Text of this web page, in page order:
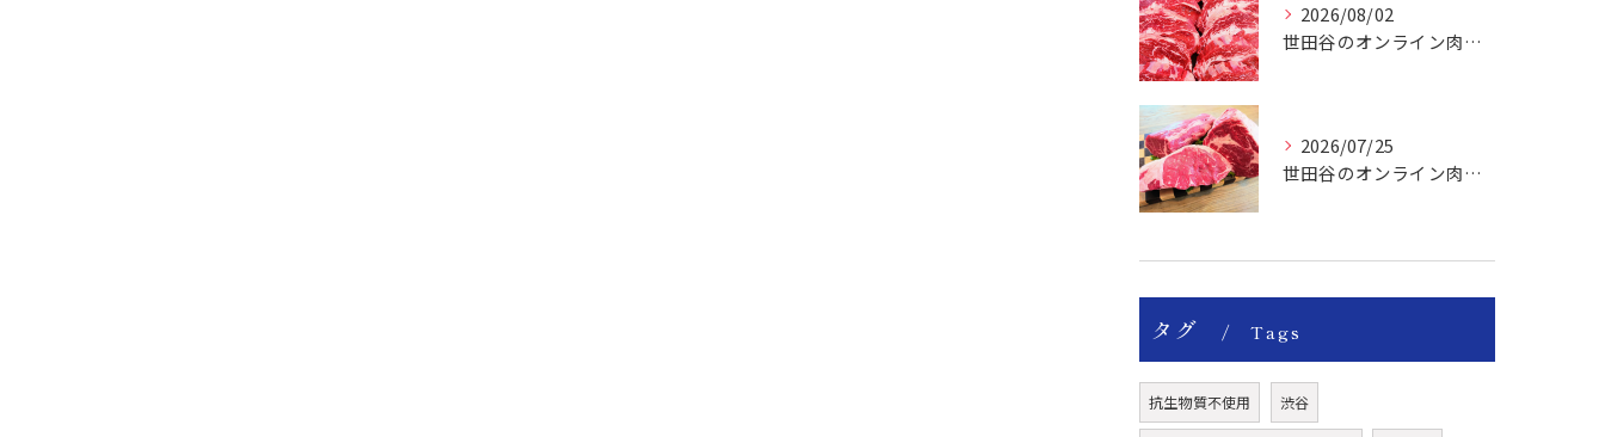
2026/08/02
世田谷のオンライン肉屋は厳選輸入牛を取り扱っています。
2026/07/25
世田谷のオンライン肉屋の輸入牛は特別です。
タグ Tags
抗生物質不使用 渋谷